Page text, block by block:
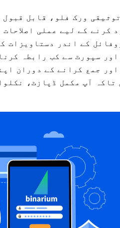
ورک فلو، قابل
کرنے کے لیے عملی
کے اندر دستاویزات
سپورٹ سے کب رابطہ
اور جمع کرانے کے دوران
تاکہ آپ مکمل ڈپازٹ،